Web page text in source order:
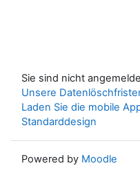
Sie sind nicht
Unsere
Laden Sie die mobile
Standarddesign
Powered by Moodle